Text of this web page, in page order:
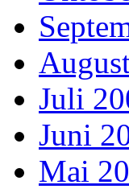
Juli
Juni
Mai